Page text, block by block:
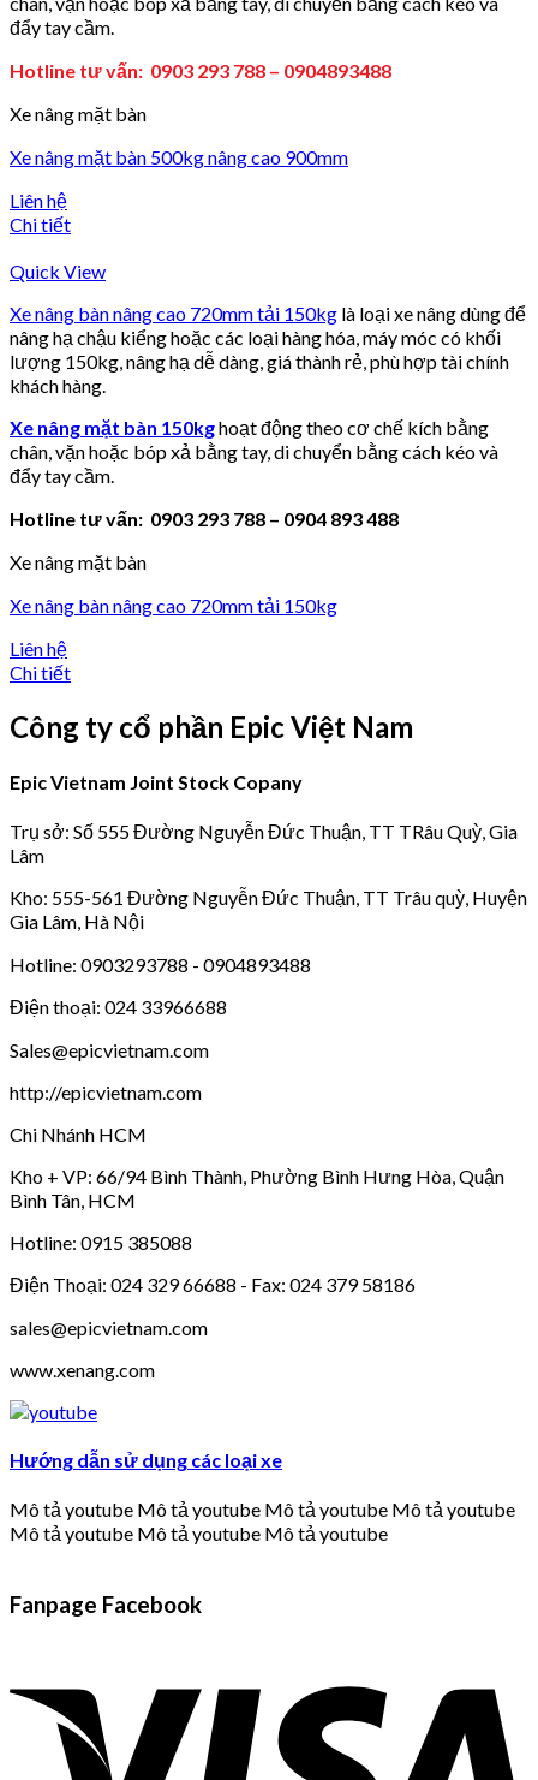
đẩy tay cầm.
Hotline tư vấn: 0903 293 788 – 0904893488
Xe nâng mặt bàn
Xe nâng mặt bàn 500kg nâng cao 900mm
Liên hệ
Chi tiết
Quick View
Xe nâng bàn nâng cao 720mm tải 150kg là loại xe nâng dùng để
nâng hạ chậu kiểng hoặc các loại hàng hóa, máy móc có khối
lượng 150kg, nâng hạ dễ dàng, giá thành rẻ, phù hợp tài chính
khách hàng.
Xe nâng mặt bàn 150kghoạt động theo cơ chế kích bằng
chân, vặn hoặc bóp xả bằng tay, di chuyển bằng cách kéo và
đẩy tay cầm.
Hotline tư vấn: 0903 293 788 – 0904 893 488
Xe nâng mặt bàn
Xe nâng bàn nâng cao 720mm tải 150kg
Liên hệ
Chi tiết
Công ty cổ phần Epic Việt Nam
Epic Vietnam Joint Stock Copany
Trụ sở: Số 555 Đường Nguyễn Đức Thuận, TT TRâu Quỳ, Gia
Lâm
Kho: 555-561 Đường Nguyễn Đức Thuận, TT Trâu quỳ, Huyện
Gia Lâm, Hà Nội
Hotline: 0903293788 - 0904893488
Điện thoại: 024 33966688
Sales@epicvietnam.com
http://epicvietnam.com
Chi Nhánh HCM
Kho + VP: 66/94 Bình Thành, Phường Bình Hưng Hòa, Quận
Bình Tân, HCM
Hotline: 0915 385088
Điện Thoại: 024 329 66688 - Fax: 024 379 58186
sales@epicvietnam.com
www.xenang.com
Hướng dẫn sử dụng các loại xe
Mô tả youtube Mô tả youtube Mô tả youtube Mô tả youtube
Mô tả youtube Mô tả youtube Mô tả youtube
Fanpage Facebook